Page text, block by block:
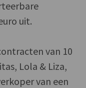
uit.
van 10
Lola & Liza,
van een